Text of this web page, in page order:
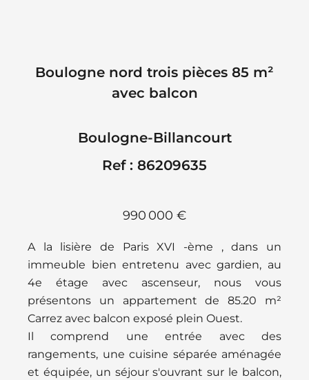
Boulogne nord trois pièces 85 m²
avec balcon
Boulogne-Billancourt
Ref : 86209635
990 000 €
A la lisière de Paris XVI -ème , dans un
immeuble bien entretenu avec gardien, au
4e étage avec ascenseur, nous vous
présentons un appartement de 85.20 m²
Carrez avec balcon exposé plein Ouest.
Il comprend une entrée avec des
rangements, une cuisine séparée aménagée
et équipée, un séjour s'ouvrant sur le balcon,